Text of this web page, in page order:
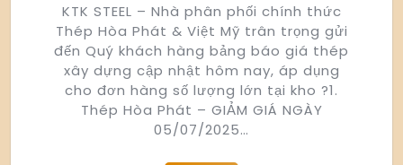
KTK STEEL – Nhà phân phối chính thức
Thép Hòa Phát & Việt Mỹ trân trọng gửi
đến Quý khách hàng bảng báo giá thép
xây dựng cập nhật hôm nay, áp dụng
cho đơn hàng số lượng lớn tại kho ?1.
Thép Hòa Phát – GIẢM GIÁ NGÀY
05/07/2025…